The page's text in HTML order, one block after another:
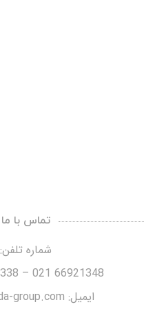
تماس با ما
شماره تلفن:
66921348 021 – 66921338 021
ایمیل: info@hoda-group.com